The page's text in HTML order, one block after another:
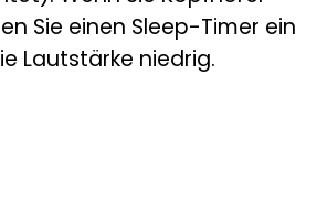
Sie einen Sleep-Timer ein
Lautstärke niedrig.